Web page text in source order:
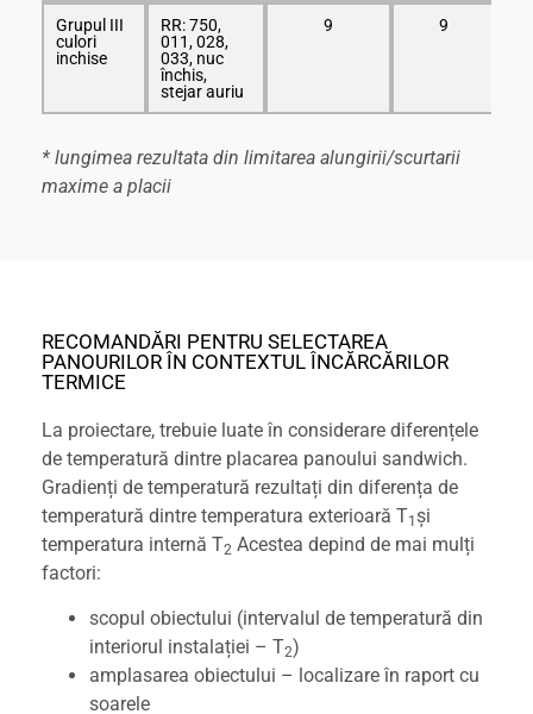
Grupul III
culori
inchise
RR: 750,
011, 028,
033, nuc
închis,
stejar auriu
9 9
* lungimea rezultata din limitarea alungirii/scurtarii
maxime a placii
RECOMANDĂRI PENTRU SELECTAREA
PANOURILOR ÎN CONTEXTUL ÎNCĂRCĂRILOR
TERMICE
La proiectare, trebuie luate în considerare diferențele
de temperatură dintre placarea panoului sandwich.
Gradienți de temperatură rezultați din diferența de
temperatură dintre temperatura exterioară T1și
temperatura internă T2 Acestea depind de mai mulți
factori:
scopul obiectului (intervalul de temperatură din
interiorul instalației – T2)
amplasarea obiectului – localizare în raport cu
soarele